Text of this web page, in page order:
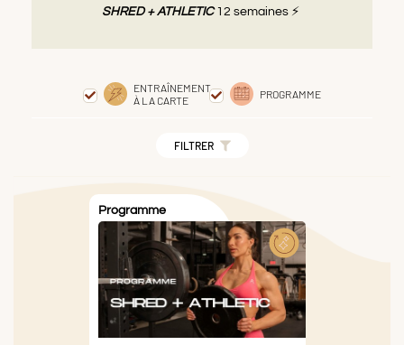
SHRED + ATHLETIC12 semaines ⚡️
ENTRAÎNEMENT
À LA CARTE
PROGRAMME
FILTRER
Programme